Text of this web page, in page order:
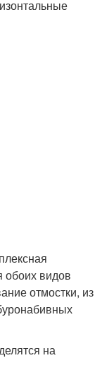
обоих видов
отмостки, из
на